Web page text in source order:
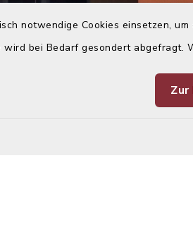
notwendige Cookies einsetzen,
wird bei Bedarf gesondert abgefragt.
Zur